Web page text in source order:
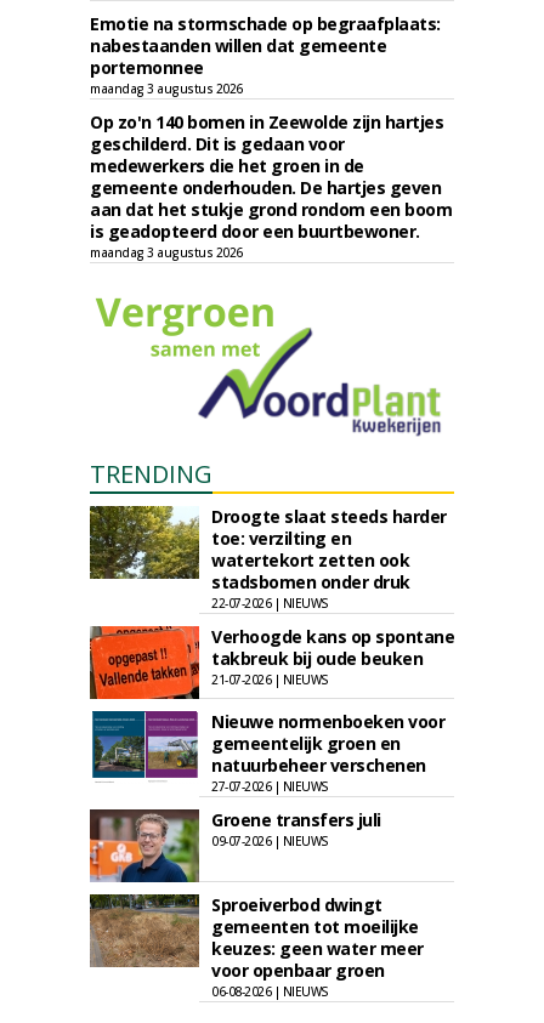
Emotie na stormschade op begraafplaats:
nabestaanden willen dat gemeente
portemonnee
maandag 3 augustus 2026
Op zo'n 140 bomen in Zeewolde zijn hartjes
geschilderd. Dit is gedaan voor
medewerkers die het groen in de
gemeente onderhouden. De hartjes geven
aan dat het stukje grond rondom een boom
is geadopteerd door een buurtbewoner.
maandag 3 augustus 2026
TRENDING
Droogte slaat steeds harder
toe: verzilting en
watertekort zetten ook
stadsbomen onder druk
22-07-2026 | NIEUWS
Verhoogde kans op spontane
takbreuk bij oude beuken
21-07-2026 | NIEUWS
Nieuwe normenboeken voor
gemeentelijk groen en
natuurbeheer verschenen
27-07-2026 | NIEUWS
Groene transfers juli
09-07-2026 | NIEUWS
Sproeiverbod dwingt
gemeenten tot moeilijke
keuzes: geen water meer
voor openbaar groen
06-08-2026 | NIEUWS